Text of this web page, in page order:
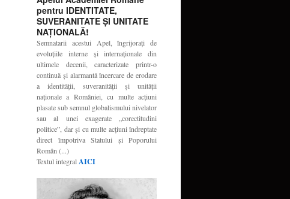
pentru IDENTITATE,
SUVERANITATE ŞI UNITATE
NAŢIONALĂ!
Semnatarii acestui Apel, îngrijoraţi de
evoluţiile interne şi internaţionale din
ultimele decenii, caracterizate printr-o
continuă şi alarmantă încercare de erodare
a identităţii, suveranităţii şi unităţii
naţionale a României, cu multe acţiuni
plasate sub semnul globalismului nivelator
sau al unei exagerate „corectitudini
politice”, dar şi cu multe acţiuni îndreptate
direct împotriva Statului şi Poporului
Român (...)
Textul integralAICI